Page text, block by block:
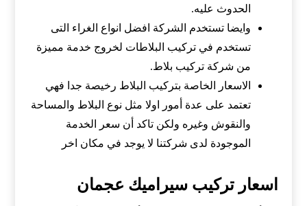
الحدوث عليه.
وايضا تستخدم الشركة افضل انواع الغراء التى
تستخدم في تركيب البلاطات لخروج خدمة مميزة
من شركة تركيب بلاط.
الاسعار الخاصة بتركيب البلاط رخيصة جدا فهي
تعتمد على عدة أمور اولا مثل نوع البلاط والمساحة
والنقوش وغيره ولكن تاكد أن سعر الخدمة
الموجودة لدى شركتنا لا يوجد في مكان اخر
اسعار تركيب سيراميك عجمان